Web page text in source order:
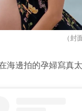
（封
海邊拍的孕婦寫真